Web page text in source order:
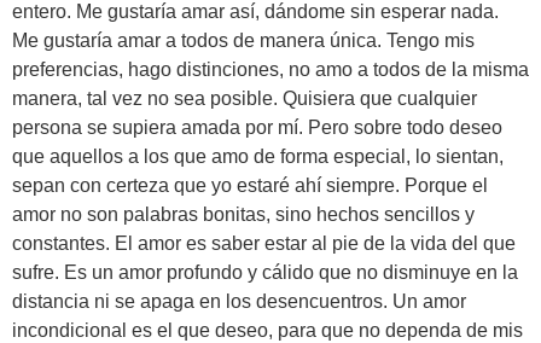
entero. Me gustaría amar así, dándome sin esperar nada.
Me gustaría amar a todos de manera única. Tengo mis
preferencias, hago distinciones, no amo a todos de la misma
manera, tal vez no sea posible. Quisiera que cualquier
persona se supiera amada por mí. Pero sobre todo deseo
que aquellos a los que amo de forma especial, lo sientan,
sepan con certeza que yo estaré ahí siempre. Porque el
amor no son palabras bonitas, sino hechos sencillos y
constantes. El amor es saber estar al pie de la vida del que
sufre. Es un amor profundo y cálido que no disminuye en la
distancia ni se apaga en los desencuentros. Un amor
incondicional es el que deseo, para que no dependa de mis